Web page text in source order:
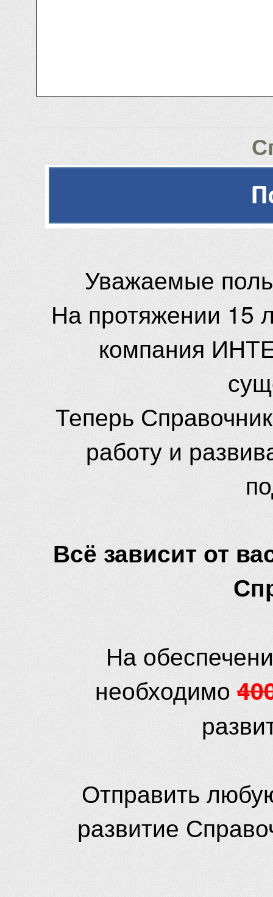
Уважаемые
На протяжении 15
компания
Теперь
работу и
Всё зависит от
На
необходимо
Отправить
развитие